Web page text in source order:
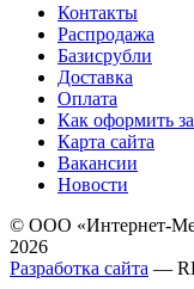
Контакты
Распродажа
Базисрубли
Доставка
Оплата
Как оформить
Карта сайта
Вакансии
Новости
© ООО «Интернет-
2026
Разработка сайта —